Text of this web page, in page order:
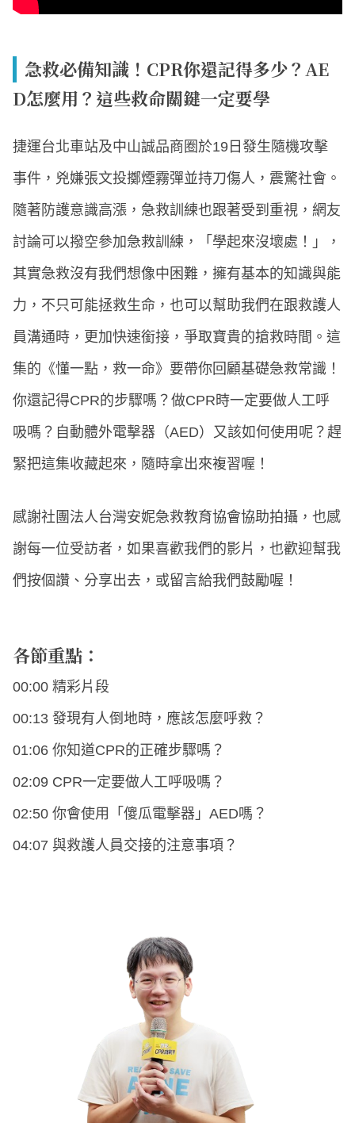
急救必備知識！CPR你還記得多少？AE
D怎麼用？這些救命關鍵一定要學
捷運台北車站及中山誠品商圈於19日發生隨機攻擊
事件，兇嫌張文投擲煙霧彈並持刀傷人，震驚社會。
隨著防護意識高漲，急救訓練也跟著受到重視，網友
討論可以撥空參加急救訓練，「學起來沒壞處！」，
其實急救沒有我們想像中困難，擁有基本的知識與能
力，不只可能拯救生命，也可以幫助我們在跟救護人
員溝通時，更加快速銜接，爭取寶貴的搶救時間。這
集的《懂一點，救一命》要帶你回顧基礎急救常識！
你還記得CPR的步驟嗎？做CPR時一定要做人工呼
吸嗎？自動體外電擊器（AED）又該如何使用呢？趕
緊把這集收藏起來，隨時拿出來複習喔！
感謝社團法人台灣安妮急救教育協會協助拍攝，也感
謝每一位受訪者，如果喜歡我們的影片，也歡迎幫我
們按個讚、分享出去，或留言給我們鼓勵喔！
各節重點：
00:00 精彩片段
00:13 發現有人倒地時，應該怎麼呼救？
01:06 你知道CPR的正確步驟嗎？
02:09 CPR一定要做人工呼吸嗎？
02:50 你會使用「傻瓜電擊器」AED嗎？
04:07 與救護人員交接的注意事項？